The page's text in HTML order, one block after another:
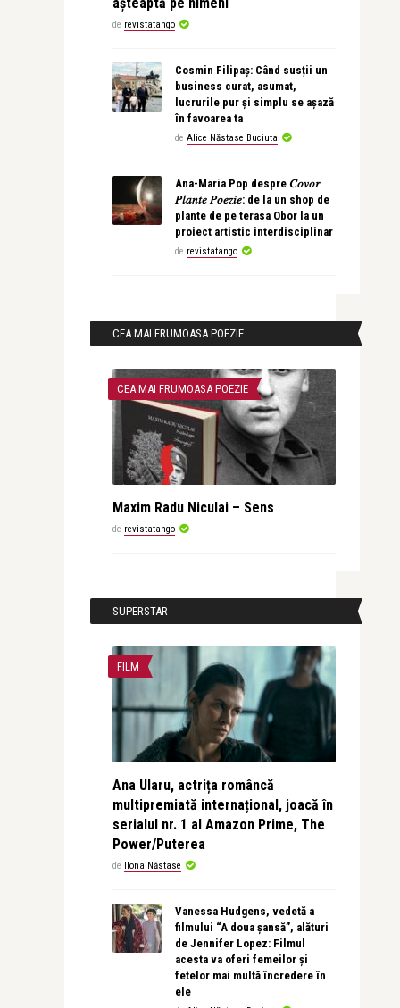
de revistatango
Cosmin Filipaș: Când susții un
business curat, asumat,
lucrurile pur și simplu se așază
în favoarea ta
de Alice Năstase Buciuta
Ana-Maria Pop despre 𝐶𝑜𝑣𝑜𝑟
𝑃𝑙𝑎𝑛𝑡𝑒 𝑃𝑜𝑒𝑧𝑖𝑒: de la un shop de
plante de pe terasa Obor la un
proiect artistic interdisciplinar
de revistatango
CEA MAI FRUMOASA POEZIE
CEA MAI FRUMOASA POEZIE
Maxim Radu Niculai – Sens
de revistatango
SUPERSTAR
FILM
Ana Ularu, actrița româncă
multipremiată internațional, joacă în
serialul nr. 1 al Amazon Prime, The
Power/Puterea
de Ilona Năstase
Vanessa Hudgens, vedetă a
filmului “A doua șansă”, alături
de Jennifer Lopez: Filmul
acesta va oferi femeilor și
fetelor mai multă încredere în
ele